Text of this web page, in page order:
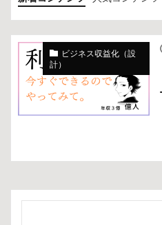
ビジネス収益化（設
計）